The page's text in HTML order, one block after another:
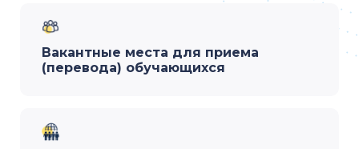
Вакантные места для приема
(перевода) обучающихся